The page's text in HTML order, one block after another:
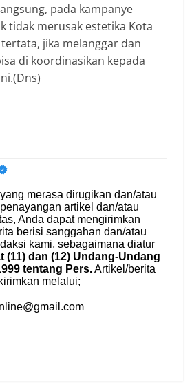
pada kampanye
tidak merusak estetika Kota
jika melanggar dan
di koordinasikan kepada